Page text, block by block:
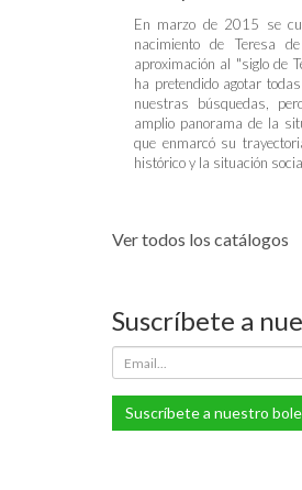
En marzo de 2015 se
nacimiento de Teresa
aproximación al "siglo de
ha pretendido agotar
nuestras búsquedas,
amplio panorama de la
que enmarcó su
histórico y la situación
Ver todos los catálogos
Suscríbete a
Suscríbete a nuestro